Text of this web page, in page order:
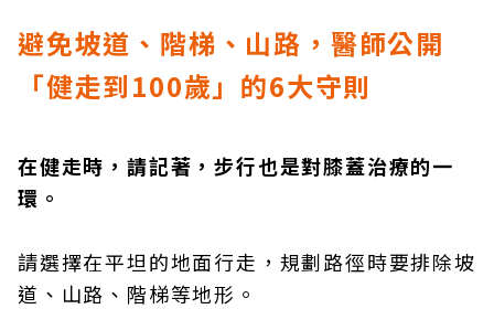
避免坡道、階梯、山路，醫師公開
「健走到100歲」的6大守則
在健走時，請記著，步行也是對膝蓋治療的一
環。
請選擇在平坦的地面行走，規劃路徑時要排除坡
道、山路、階梯等地形。